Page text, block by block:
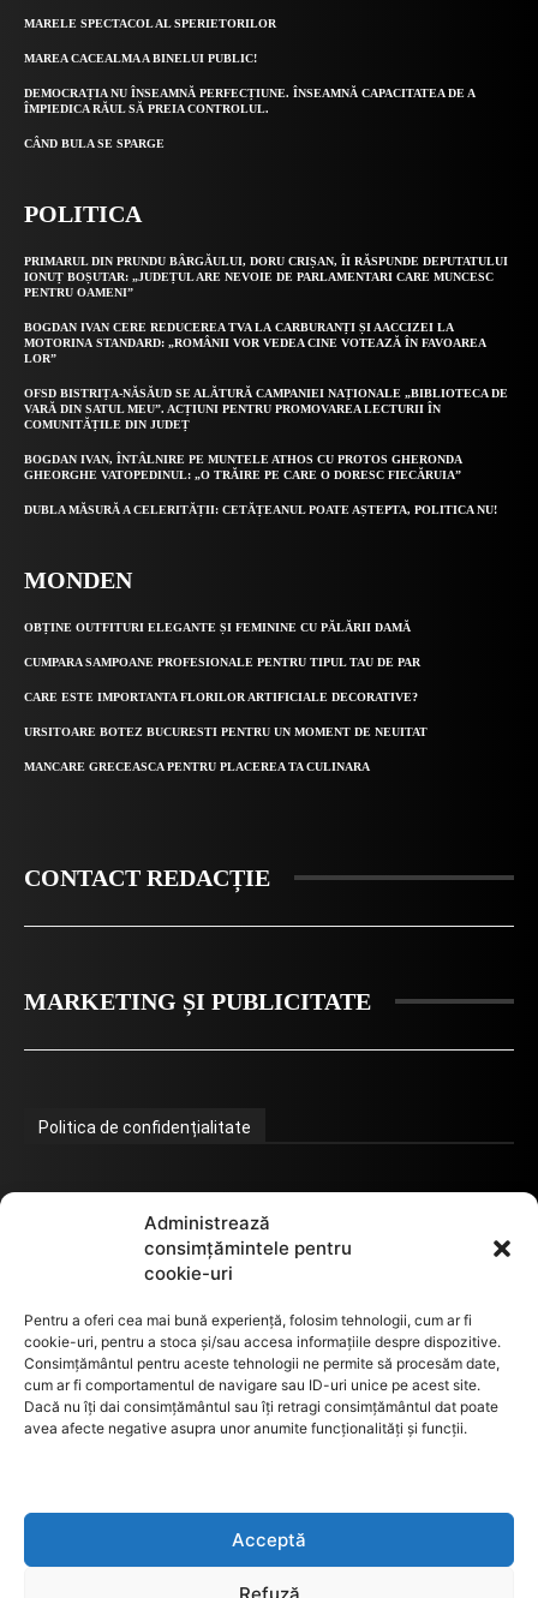
Administrează
consimțămintele pentru
cookie-uri
Pentru a oferi cea mai bună experiență, folosim tehnologii, cum ar fi
cookie-uri, pentru a stoca și/sau accesa informațiile despre dispozitive.
Consimțământul pentru aceste tehnologii ne permite să procesăm date,
cum ar fi comportamentul de navigare sau ID-uri unice pe acest site.
Dacă nu îți dai consimțământul sau îți retragi consimțământul dat poate
avea afecte negative asupra unor anumite funcționalități și funcții.
Acceptă
Refuză
MARELE SPECTACOL AL SPERIETORILOR
MAREA CACEALMA A BINELUI PUBLIC!
DEMOCRAȚIA NU ÎNSEAMNĂ PERFECȚIUNE. ÎNSEAMNĂ CAPACITATEA DE A
ÎMPIEDICA RĂUL SĂ PREIA CONTROLUL.
CÂND BULA SE SPARGE
POLITICA
PRIMARUL DIN PRUNDU BÂRGĂULUI, DORU CRIȘAN, ÎI RĂSPUNDE DEPUTATULUI
IONUȚ BOȘUTAR: „JUDEȚUL ARE NEVOIE DE PARLAMENTARI CARE MUNCESC
PENTRU OAMENI”
BOGDAN IVAN CERE REDUCEREA TVA LA CARBURANȚI ȘI AACCIZEI LA
MOTORINA STANDARD: „ROMÂNII VOR VEDEA CINE VOTEAZĂ ÎN FAVOAREA
LOR”
OFSD BISTRIȚA-NĂSĂUD SE ALĂTURĂ CAMPANIEI NAȚIONALE „BIBLIOTECA DE
VARĂ DIN SATUL MEU”. ACȚIUNI PENTRU PROMOVAREA LECTURII ÎN
COMUNITĂȚILE DIN JUDEȚ
BOGDAN IVAN, ÎNTÂLNIRE PE MUNTELE ATHOS CU PROTOS GHERONDA
GHEORGHE VATOPEDINUL: „O TRĂIRE PE CARE O DORESC FIECĂRUIA”
DUBLA MĂSURĂ A CELERITĂȚII: CETĂȚEANUL POATE AȘTEPTA, POLITICA NU!
MONDEN
OBȚINE OUTFITURI ELEGANTE ȘI FEMININE CU PĂLĂRII DAMĂ
CUMPARA SAMPOANE PROFESIONALE PENTRU TIPUL TAU DE PAR
CARE ESTE IMPORTANTA FLORILOR ARTIFICIALE DECORATIVE?
URSITOARE BOTEZ BUCURESTI PENTRU UN MOMENT DE NEUITAT
MANCARE GRECEASCA PENTRU PLACEREA TA CULINARA
CONTACT REDACȚIE
MARKETING ȘI PUBLICITATE
Politica de confidențialitate
Termeni de utilizare
GDPR
Anunturi de licitații